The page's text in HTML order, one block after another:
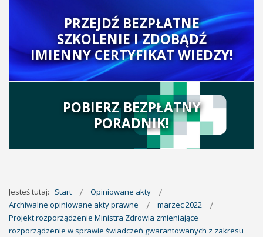
PRZEJDŹ BEZPŁATNE
SZKOLENIE I ZDOBĄDŹ
IMIENNY CERTYFIKAT WIEDZY!
POBIERZ BEZPŁATNY
PORADNIK!
Jesteś tutaj: Start
Opiniowane akty
Archiwalne opiniowane akty prawne
marzec 2022
Projekt rozporządzenie Ministra Zdrowia zmieniające
rozporządzenie w sprawie świadczeń gwarantowanych z zakresu